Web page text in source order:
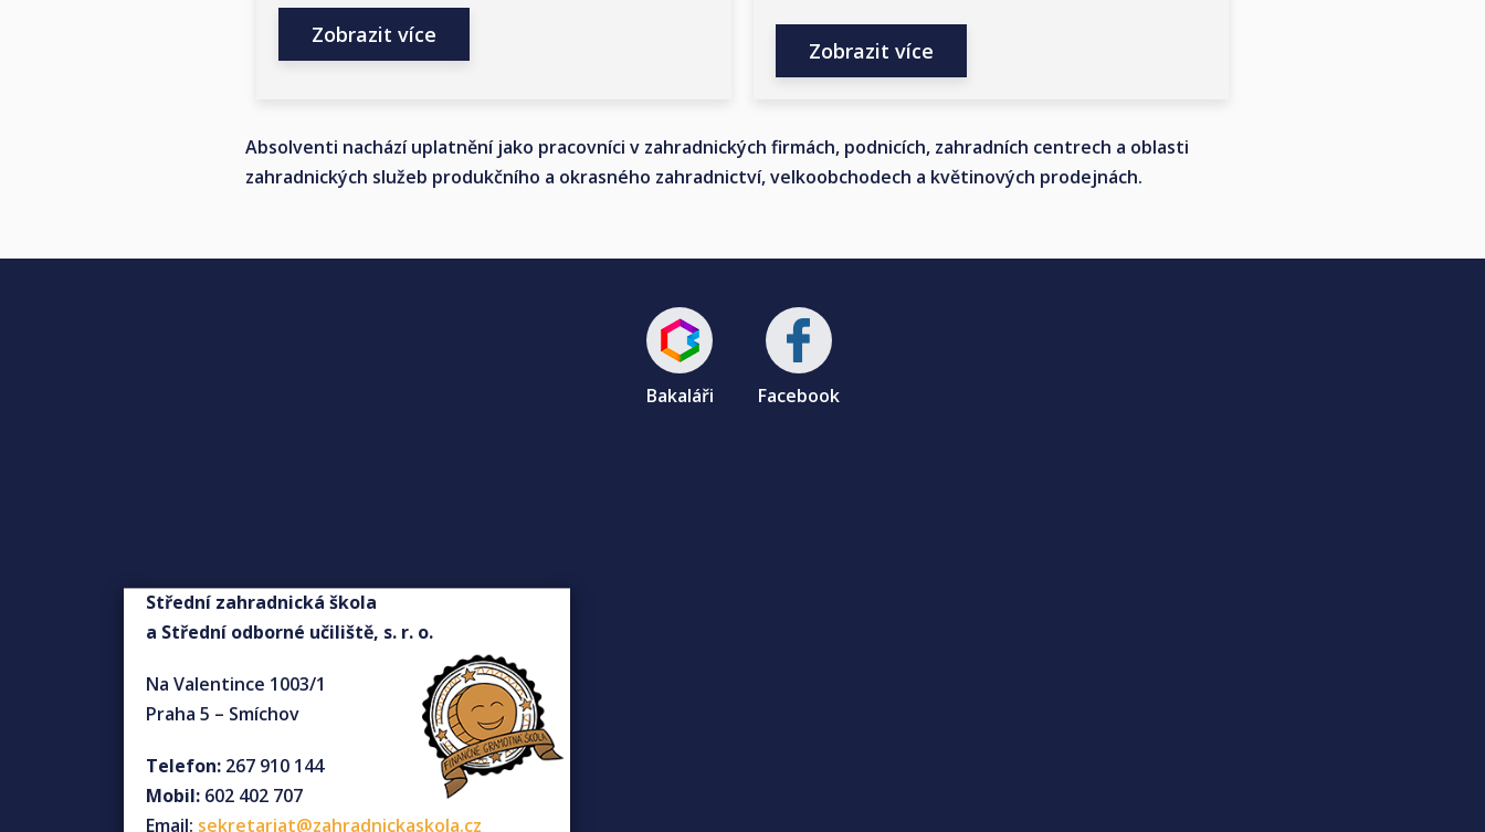
Zobrazit více
Zobrazit více
Absolventi nachází uplatnění jako pracovníci v zahradnických firmách, podnicích, zahradních centrech a oblasti
zahradnických služeb produkčního a okrasného zahradnictví, velkoobchodech a květinových prodejnách.
Bakaláři Facebook
Střední zahradnická škola
a Střední odborné učiliště, s. r. o.
Na Valentince 1003/1
Praha 5 – Smíchov
Telefon: 267 910 144
Mobil: 602 402 707
Email: sekretariat@zahradnickaskola.cz